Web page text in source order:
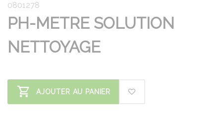
0801278
PH-METRE SOLUTION
NETTOYAGE
AJOUTER AU PANIER